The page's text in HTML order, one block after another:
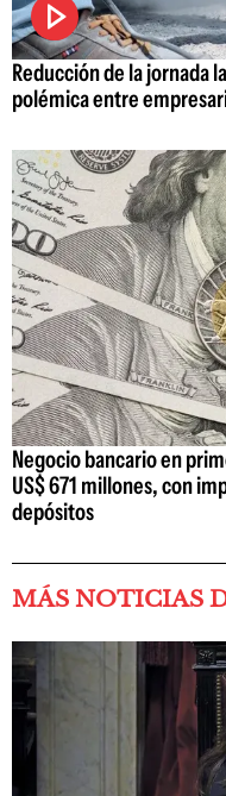
Reducción de la jornada
polémica entre
Negocio bancario en
US$ 671 millones, con
depósitos
MÁS NOTICIAS